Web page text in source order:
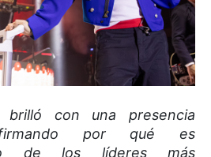
brilló con una presencia
por qué es
de los líderes más